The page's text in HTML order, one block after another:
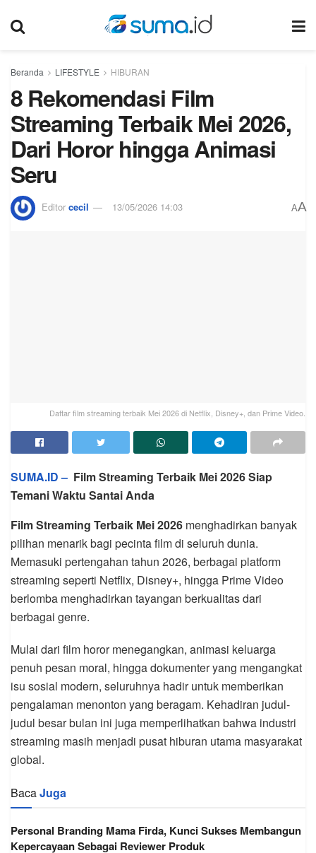
Beranda LIFESTYLE HIBURAN
8 Rekomendasi Film
Streaming Terbaik Mei 2026,
Dari Horor hingga Animasi
Seru
Editor cecil 13/05/2026 14:03 AA
Daftar film streaming terbaik Mei 2026 di Netflix, Disney+, dan Prime Video.
SUMA.ID – Film Streaming Terbaik Mei 2026 Siap
Temani Waktu Santai Anda
Film Streaming Terbaik Mei 2026 menghadirkan banyak
pilihan menarik bagi pecinta film di seluruh dunia.
Memasuki pertengahan tahun 2026, berbagai platform
streaming seperti Netflix, Disney+, hingga Prime Video
berlomba menghadirkan tayangan berkualitas dari
berbagai genre.
Mulai dari film horor menegangkan, animasi keluarga
penuh pesan moral, hingga dokumenter yang mengangkat
isu sosial modern, seluruhnya hadir untuk memberikan
pengalaman menonton yang beragam. Kehadiran judul-
judul besar bulan ini juga memperlihatkan bahwa industri
streaming masih menjadi pusat hiburan utama masyarakat
global.
BacaJuga
Personal Branding Mama Firda, Kunci Sukses Membangun
Kepercayaan Sebagai Reviewer Produk